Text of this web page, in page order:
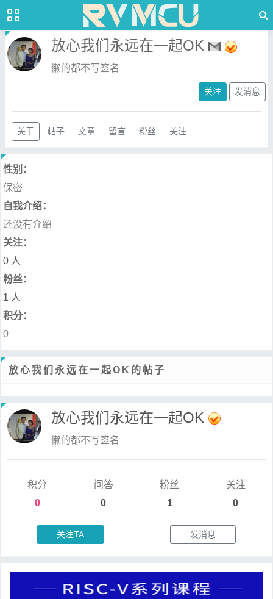
放心我们永远在一起OK
懒的都不写签名
关注 发消息
关于 帖子 文章 留言 粉丝 关注
性别：
保密
自我介绍：
还没有介绍
关注：
0 人
粉丝：
1 人
积分：
0
放心我们永远在一起OK的帖子
放心我们永远在一起OK
懒的都不写签名
积分
0
问答
0
粉丝
1
关注
0
关注TA 发消息